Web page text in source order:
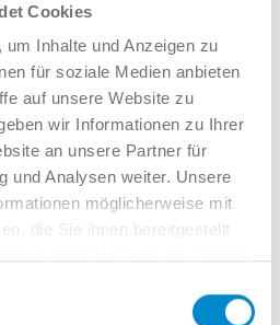
Cookies
Inhalte und Anzeigen zu
für soziale Medien anbieten
auf unsere Website zu
wir Informationen zu Ihrer
an unsere Partner für
und Analysen weiter. Unsere
möglicherweise mit
die Sie ihnen bereitgestellt
7998-522
per Mail oder